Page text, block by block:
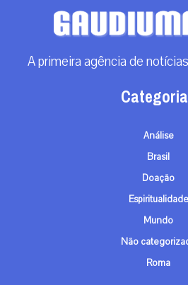
A primeira agência de
Análise
Brasil
Doação
Espiritualidade
Mundo
Não
Roma